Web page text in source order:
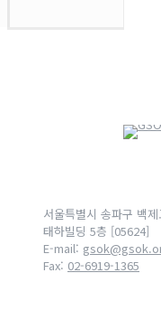
서울특별시 송파구 백
태하빌딩 5층 [05624]
E-mail:
Fax: 02-6919-1365